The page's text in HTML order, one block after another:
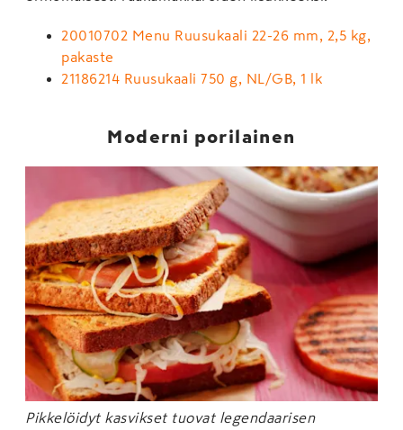
20010702 Menu Ruusukaali 22-26 mm, 2,5 kg,
pakaste
21186214 Ruusukaali 750 g, NL/GB, 1 lk
Moderni porilainen
Pikkelöidyt kasvikset tuovat legendaarisen